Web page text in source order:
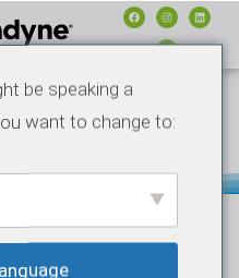
DE
proteger el medio
be speaking a
want to change to: